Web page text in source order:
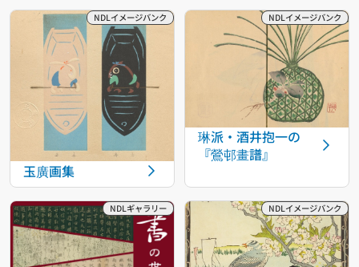
玉廣画集
琳派・酒井抱一の
『鶯邨畫譜』